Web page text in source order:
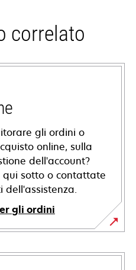
correlato
gli ordini o
online, sulla
dell'account?
qui sotto o contattate
dell'assistenza.
gli ordini